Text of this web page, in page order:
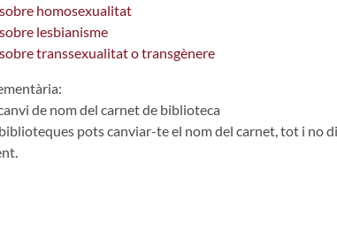
homosexualitat
lesbianisme
transsexualitat o transgènere
de nom del carnet de biblioteca
pots canviar-te el nom del carnet, tot i no